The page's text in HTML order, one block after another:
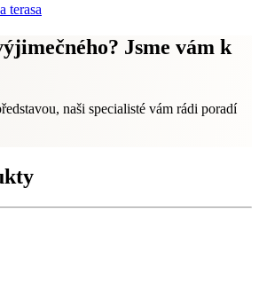
terasa
Jsme vám k
naši specialisté vám rádi poradí